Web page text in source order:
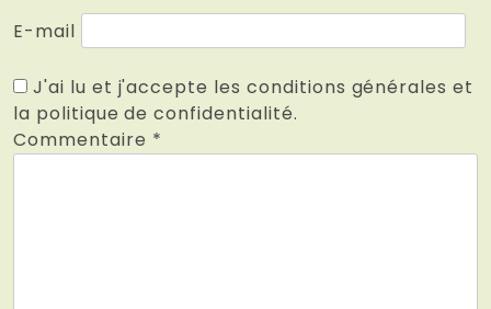
E-mail
J'ai lu et j'accepte les conditions générales et
la politique de confidentialité.
Commentaire *